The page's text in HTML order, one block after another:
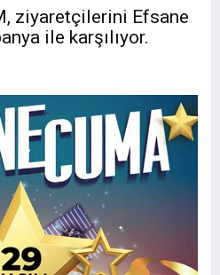
ziyaretçilerini Efsane
ile karşılıyor.